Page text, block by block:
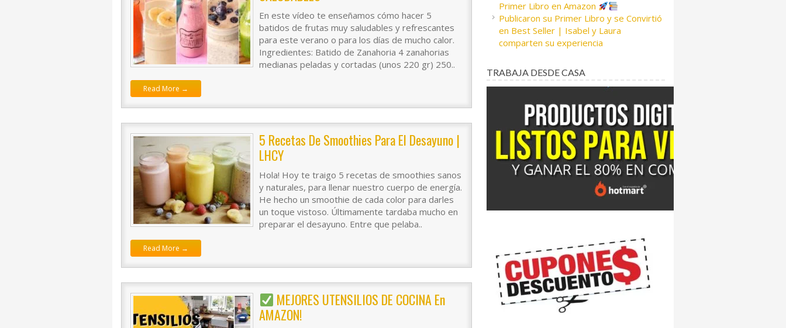
En este vídeo te enseñamos cómo hacer 5
batidos de frutas muy saludables y refrescantes
para este verano o para los días de mucho calor.
Ingredientes: Batido de Zanahoria 4 zanahorias
medianas peladas y cortadas (unos 220 gr) 250..
Read More →
5 Recetas De Smoothies Para El Desayuno |
LHCY
Hola! Hoy te traigo 5 recetas de smoothies sanos
y naturales, para llenar nuestro cuerpo de energía.
He hecho un smoothie de cada color para darles
un toque vistoso. Últimamente tardaba mucho en
preparar el desayuno. Entre que pelaba..
Read More →
MEJORES UTENSILIOS DE COCINA En
AMAZON!
Primer Libro en Amazon
Publicaron su Primer Libro y se Convirtió
en Best Seller | Isabel y Laura
comparten su experiencia
TRABAJA DESDE CASA